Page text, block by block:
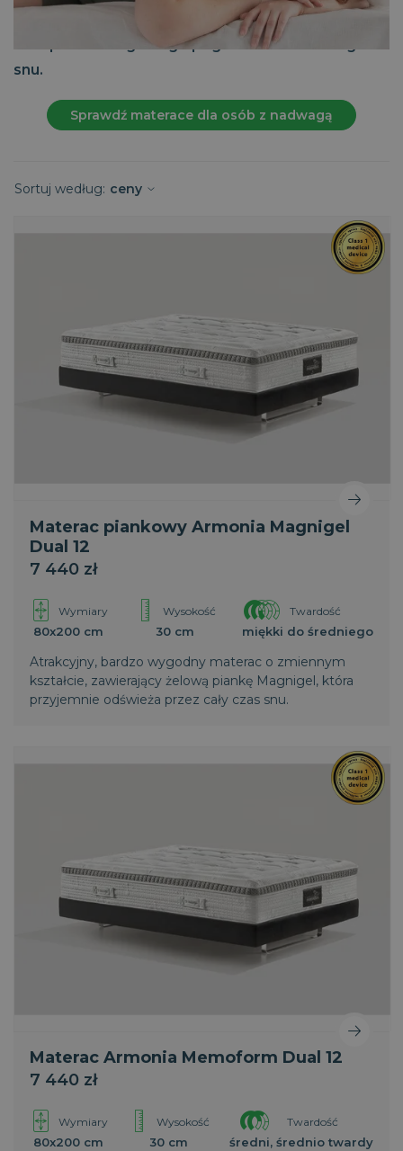
ciężkiej osoby może prowadzić do dyskomfortu,
bólu pleców i ogólnego pogorszenia zdrowego
snu.
Sprawdź materace dla osób z nadwagą
Sortuj według: ceny
Materac piankowy Armonia Magnigel
Dual 12
7 440 zł
Wymiary
80x200 cm
Wysokość
30 cm
Twardość
miękki do średniego
Atrakcyjny, bardzo wygodny materac o zmiennym
kształcie, zawierający żelową piankę Magnigel, która
przyjemnie odświeża przez cały czas snu.
Materac Armonia Memoform Dual 12
7 440 zł
Wymiary
80x200 cm
Wysokość
30 cm
Twardość
średni, średnio twardy